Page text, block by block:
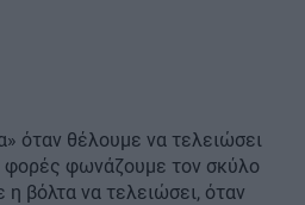
όταν θέλουμε να τελειώσει
φορές φωνάζουμε τον σκύλο
βόλτα να τελειώσει, όταν